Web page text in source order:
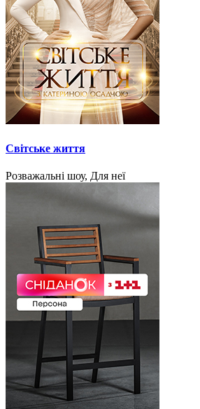
Світське життя
Розважальні шоу, Для неї